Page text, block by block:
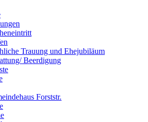
Trauung und Ehejubiläum
Beerdigung
Forststr.